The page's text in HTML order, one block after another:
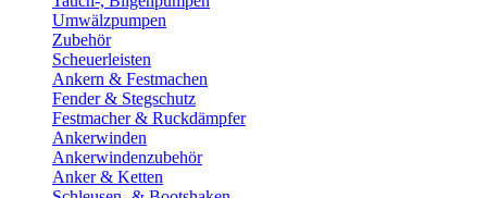
Umwälzpumpen
Zubehör
Scheuerleisten
Ankern & Festmachen
Fender & Stegschutz
Festmacher & Ruckdämpfer
Ankerwinden
Ankerwindenzubehör
Anker & Ketten